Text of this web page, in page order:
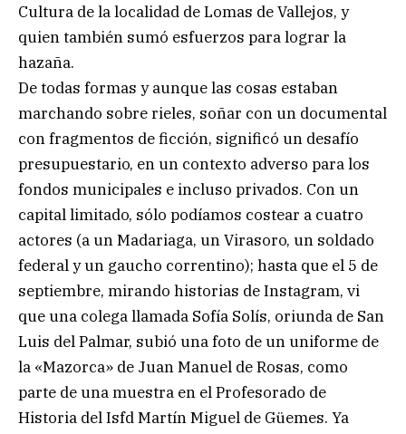
Cultura de la localidad de Lomas de Vallejos, y
quien también sumó esfuerzos para lograr la
hazaña.
De todas formas y aunque las cosas estaban
marchando sobre rieles, soñar con un documental
con fragmentos de ficción, significó un desafío
presupuestario, en un contexto adverso para los
fondos municipales e incluso privados. Con un
capital limitado, sólo podíamos costear a cuatro
actores (a un Madariaga, un Virasoro, un soldado
federal y un gaucho correntino); hasta que el 5 de
septiembre, mirando historias de Instagram, vi
que una colega llamada Sofía Solís, oriunda de San
Luis del Palmar, subió una foto de un uniforme de
la «Mazorca» de Juan Manuel de Rosas, como
parte de una muestra en el Profesorado de
Historia del Isfd Martín Miguel de Güemes. Ya